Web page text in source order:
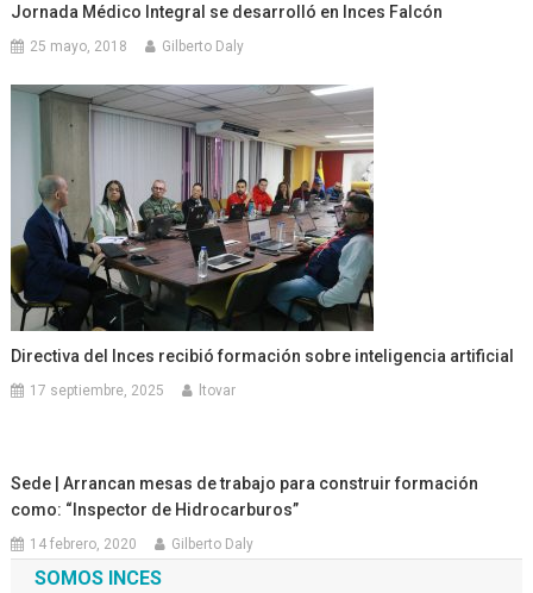
Jornada Médico Integral se desarrolló en Inces Falcón
25 mayo, 2018 Gilberto Daly
Directiva del Inces recibió formación sobre inteligencia artificial
17 septiembre, 2025 ltovar
Sede | Arrancan mesas de trabajo para construir formación
como: “Inspector de Hidrocarburos”
14 febrero, 2020 Gilberto Daly
SOMOS INCES